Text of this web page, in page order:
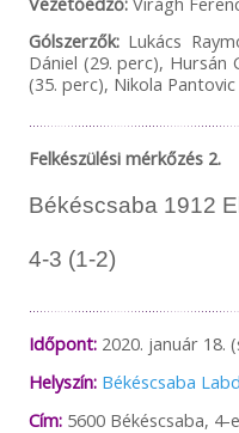
Gólszerzők:Lukács
Dániel (29. perc), Hursán
(35. perc), Nikola
Felkészülési mérkőzés 2.
Békéscsaba 1912
4-3 (1-2)
Időpont:2020. január 18.
Helyszín: Békéscsaba
Cím:5600 Békéscsaba, 4-